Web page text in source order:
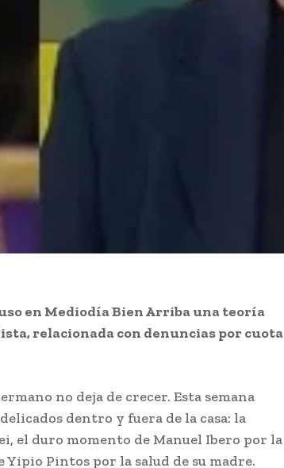
en Mediodía Bien Arriba una teoría
relacionada con denuncias por cuota
no deja de crecer. Esta semana
dentro y fuera de la casa: la
el duro momento de Manuel Ibero por la
Yipio Pintos por la salud de su madre.